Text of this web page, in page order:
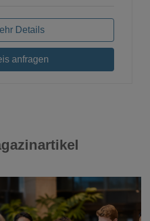
Details
anfragen